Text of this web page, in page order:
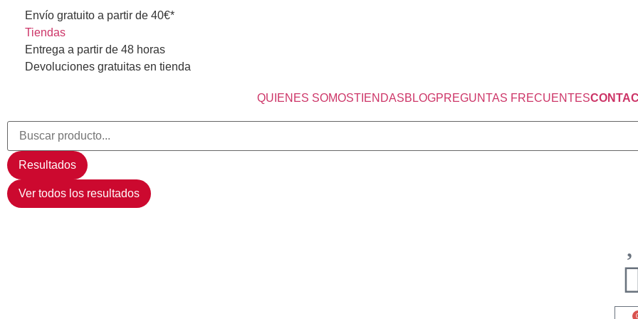
Envío gratuito a partir de 40€*
Tiendas
Entrega a partir de 48 horas
Devoluciones gratuitas en tienda
QUIENES SOMOSTIENDASBLOGPREGUNTAS FRECUENTES
Resultados
Ver todos los resultados